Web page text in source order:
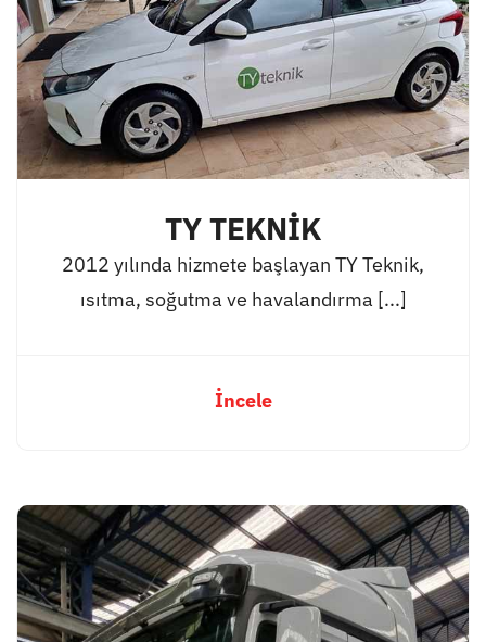
TY TEKNİK
2012 yılında hizmete başlayan TY Teknik,
ısıtma, soğutma ve havalandırma [...]
İncele